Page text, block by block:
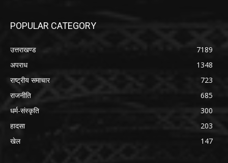
POPULAR CATEGORY
उत्तराखण्ड
7189
अपराध
1348
राष्ट्रीय समाचार
723
राजनीति
685
धर्म-संस्कृति
300
हादसा
203
खेल
147